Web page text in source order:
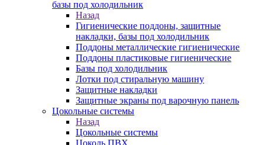
базы под холодильник
Назад
Гигиенические поддоны, защитные
накладки, базы под холодильник
Поддоны металлические гигиенические
Поддоны пластиковые гигиенические
Базы под холодильник
Лотки под стиральную машину
Защитные накладки
Защитные экраны под варочную панель
Цокольные системы
Назад
Цокольные системы
Цоколь ПВХ